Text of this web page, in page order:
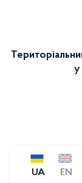
у
UA EN